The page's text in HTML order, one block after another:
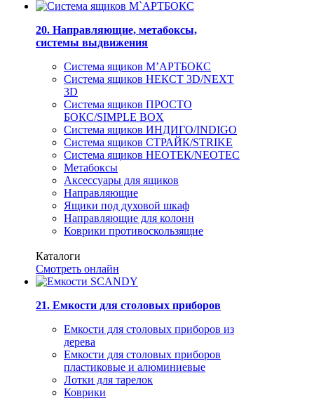
20. Направляющие, метабоксы,
системы выдвижения
Система ящиков М’АРТБОКС
Система ящиков НЕКСТ 3D/NEXT
3D
Система ящиков ПРОСТО
БОКС/SIMPLE BOX
Система ящиков ИНДИГО/INDIGO
Система ящиков СТРАЙК/STRIKE
Система ящиков НЕОТЕК/NEOTEC
Метабоксы
Аксессуары для ящиков
Направляющие
Ящики под духовой шкаф
Направляющие для колонн
Коврики противоскользящие
Каталоги
Смотреть онлайн
21. Емкости для столовых приборов
Емкости для столовых приборов из
дерева
Емкости для столовых приборов
пластиковые и алюминиевые
Лотки для тарелок
Коврики